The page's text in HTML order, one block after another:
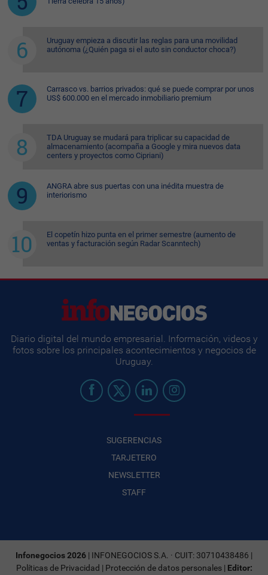
Uruguay empieza a discutir las reglas para una movilidad
autónoma (¿Quién paga si el auto sin conductor choca?)
Carrasco vs. barrios privados: qué se puede comprar por unos
US$ 600.000 en el mercado inmobiliario premium
TDA Uruguay se mudará para triplicar su capacidad de
almacenamiento (acompaña a Google y mira nuevos data
centers y proyectos como Cipriani)
ANGRA abre sus puertas con una inédita muestra de
interiorismo
El copetín hizo punta en el primer semestre (aumento de
ventas y facturación según Radar Scanntech)
Diario digital del mundo empresarial. Información, videos y
fotos sobre los principales acontecimientos y negocios de
Uruguay.
SUGERENCIAS
TARJETERO
NEWSLETTER
STAFF
Infonegocios 2026 | INFONEGOCIOS S.A. · CUIT: 30710438486 |
Políticas de Privacidad | Protección de datos personales| Editor: